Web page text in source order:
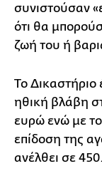
συνιστούσαν
ότι θα
ζωή του ή
Το Δικαστήριο
ηθική βλάβη
ευρώ ενώ με
επίδοση της
ανέλθει σε